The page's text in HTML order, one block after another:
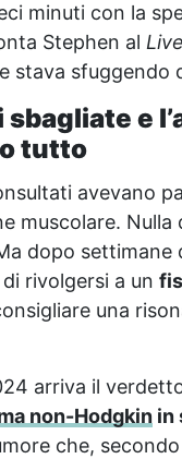
minuti con la
Stephen al
stava sfuggendo
sbagliate e
tutto
avevano
muscolare. Nulla
dopo settimane
rivolgersi a un
una
arriva il
non-Hodgkin in
che, secondo